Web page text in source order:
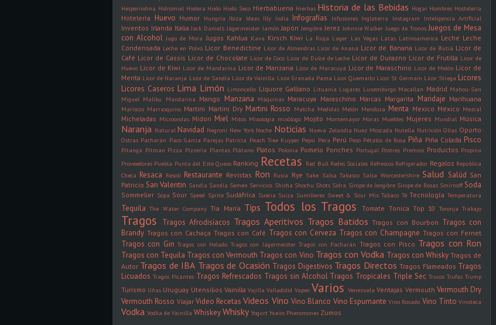
Hesperindina Hidromiel Hielera Hielo Hielo Seco Hierbabuena Hierbas Historia de las Bebidas Hogar Hombres Hostelería
Hotelería Huevo Humor Hungría Ibiza Ideas Illy India Infografías Infusiones Inglaterra Instagram Inteligencia Artificial
Inventos Irlanda Italia Jack Daniel's Jägermeister Jamón Japón Jengibre Jerez Johnnie Walker Juego de Tronos Juegos de Mesa
con Alcohol Jugo de Mora Jugos Kahlua Kava Kirsch Kiwi La Rioja Lager Las Vegas Latas Latinoamerica Leche Leche
Condensada Leche en Polvo Licor Benedictine Licor de Almendras Licor de Ananá Licor de Banana Licor de Butiá Licor de
Café Licor de Cassis Licor de Chocolate Licor de Coco Licor de Dulce de Leche Licor de Durazno Licor de Frutilla Licor de
Huevo Licor de Kiwi Licor de Mandarina Licor de Manzana Licor de Maracuyá Licor de Maraschino Licor de Melón Licor de
Menta Licor de Naranja Licor de Sandía Licor de Vainilla Licor Granada Pama Licor Quemaito Licor St Germain Licor Strega Licores
Licores Caseros Lima Limón Limoncello Liquore Galliano Lituania Lugares Luxemburgo Macallan Madrid Mahou-San
Miguel Malibu Mandarina Mango Manzana Máquinas Maracuya Maraschino Marcas Margarita Maridaje Marihuana
Mariscos Marrasquino Martini Martini Dry Martini Rosso Matcha Medidas Melón Mendoza Menta Mexico México Mezcal
Micheladas Microondas Midori Miel Mitos Mixología mixólogo Mojito Montemayor Moras Muebles Mujeres Mundial Música
Naranja Natural Navidad Negroni New York Noche Noticias Nueva Zelandia Nuez Moscada Nutella Nutrición Ollas Oporto
Ostras Pacharán Paco Garcia Parejas Patricia Peach Tree Kuyper Pepsi Pera Perú Peso Pétalos de Rosa Piña Piña Colada Pisco
Pitanga Pitman Pizza Pizzería Plantas Plátano Platos Polonia Pomelo Ponches Portugal Postres Premios Productos Propina
Proveedores Puebla Punta del Este Queso Ranking Recetas Red Bull Redes Sociales Refrescos Refrigerador Regalos República
Checa Resaca Resolí Restaurante Revistas Ron Rusia Rye Sake Salsa Tabasco Salsa Worcestershire Salud Salúd San
Patricio San Valentin Sandia Sandía Semen Servicios Shisha Shochu Shots Sidra Sirope de Jengibre Sirope de Rosas Smirnoff Soda
Sommelier Sopa Sour Speed Sprite Sudáfrica Suecia Suiza Sumilleres Sweet & Sour Mix Tabaco Té Tecnología Temperatura
Tequila The Water Company Tía María Tips Todos los Tragos Tomate Tonica Top 10 Toronja Trabajo
Tragos Tragos Afrodisíacos Tragos Aperitivos Tragos Batidos Tragos con Bourbon Tragos con
Brandy Tragos con Cachaça Tragos con Café Tragos con Cerveza Tragos con Champagne Tragos con Fernet
Tragos con Gin Tragos con Helado Tragos con Jägermeister Tragos con Pacharán Tragos con Pisco Tragos con Ron
Tragos con Tequila Tragos con Vermouth Tragos con Vino Tragos con Vodka Tragos con Whisky Tragos de
Autor Tragos de IBA Tragos de Ocasión Tragos Digestivos Tragos Directos Tragos Flameados Tragos
Licuados Tragos Picantes Tragos Refrescados Tragos sin Alcohol Tragos Tropicales Triple Sec Trucos Trufas Trump
Turismo Uñas Uruguay Utensilios Vainilla Vajilla Valladolid Vapeo Varios Venezuela Ventajas Vermouth Vermouth Dry
Vermouth Rosso Viajar Video Recetas Videos Vino Vino Blanco Vino Espumante Vino Rosado Vino Tinto Vinoteca
Vodka Vodka de Vainilla WhiskeyWhisky Yogurt Yxaiio Pheromones Zumos